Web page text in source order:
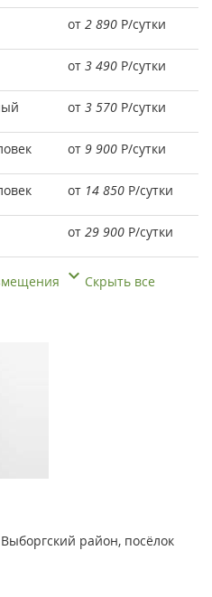
от 2 890 Р/сутки
от 3 490 Р/сутки
от 3 570 Р/сутки
от 9 900 Р/сутки
от 14 850 Р/сутки
от 29 900 Р/сутки
Скрыть все
район, посёлок